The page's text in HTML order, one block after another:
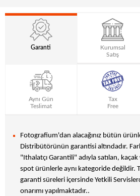
Garanti
Kurumsal
Satış
Aynı Gün
Teslimat
Tax
Free
Fotografium'dan alacağınız bütün
Distribütörünün garantisi altındadır.
"Ithalatçı Garantili" adıyla satılan,
spot ürünlerle aynı kategoride değildir.
garanti süreleri içersinde Yetkili
onarımı yapılmaktadır..